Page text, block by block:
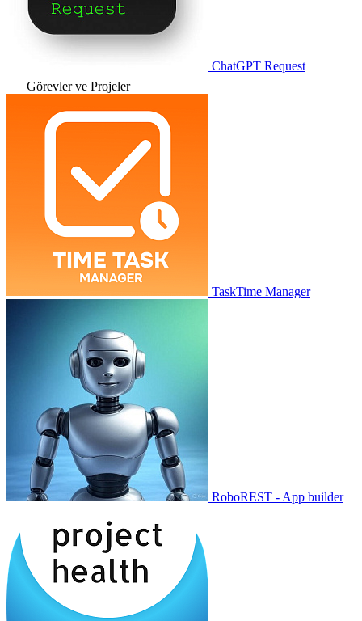
ChatGPT Request
Görevler ve Projeler
TaskTime Manager
RoboREST - App builder